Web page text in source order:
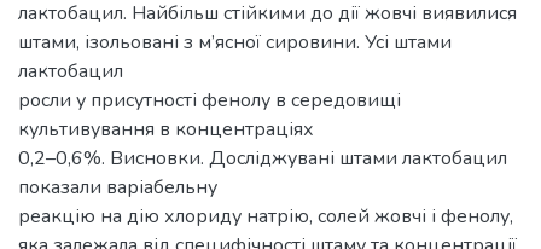
лактобацил. Найбільш стійкими до дії жовчі виявилися
штами, ізольовані з м’ясної сировини. Усі штами
лактобацил
росли у присутності фенолу в середовищі
культивування в концентраціях
0,2–0,6%. Висновки. Досліджувані штами лактобацил
показали варіабельну
реакцію на дію хлориду натрію, солей жовчі і фенолу,